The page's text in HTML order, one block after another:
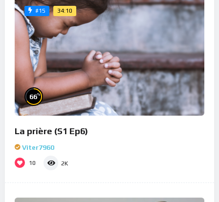
#15 34:10
66%
La prière (S1 Ep6)
Viter7960
10 2K